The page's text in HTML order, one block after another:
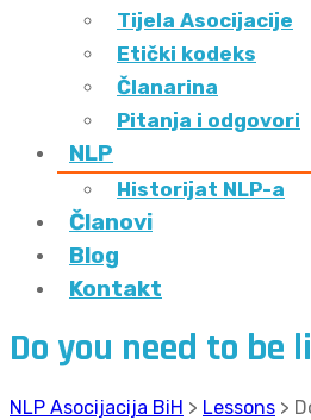
Tijela Asocijacije
Etički kodeks
Članarina
Pitanja i odgovori
NLP
Historijat NLP-a
Članovi
Blog
Kontakt
Do you need to be
NLP Asocijacija BiH > Lessons >